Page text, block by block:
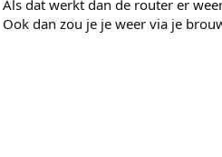
Als dat werkt dan de router er
Ook dan zou je je weer via je